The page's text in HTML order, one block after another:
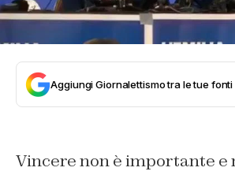
Aggiungi Giornalettismo tra le tue
Vincere non è importante e